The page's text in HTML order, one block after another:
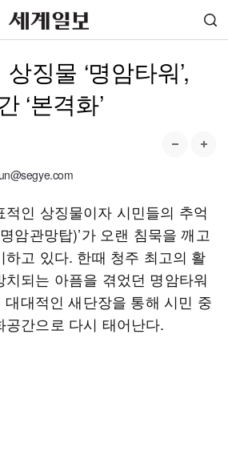
징물 ‘명암타워’,
‘본격화’
인 상징물이자 시민들의 추억
암관망탑)’가 오랜 침묵을 깨고
하고 있다. 한때 청주 최고의 활
치되는 아픔을 겪었던 명암타워
대적인 새단장을 통해 시민 중
간으로 다시 태어난다.